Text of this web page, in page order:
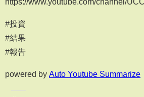
#投資
#結果
#報告
powered by Auto Youtube Summarize